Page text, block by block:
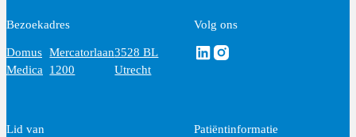
Bezoekadres
Domus
Medica
Mercatorlaan
1200
3528 BL
Utrecht
Volg ons
Volg ons via Linkedin
Volg ons via Instagram
Lid van Patiëntinformatie